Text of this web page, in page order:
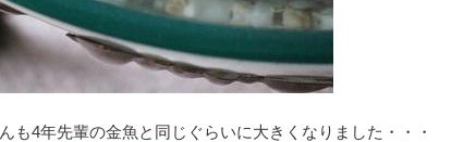
も4年先輩の金魚と同じぐらいに大きくなりました・・・